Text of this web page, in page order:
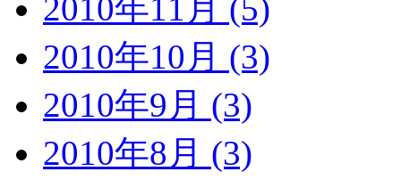
2010年11月 (5)
2010年10月 (3)
2010年9月 (3)
2010年8月 (3)